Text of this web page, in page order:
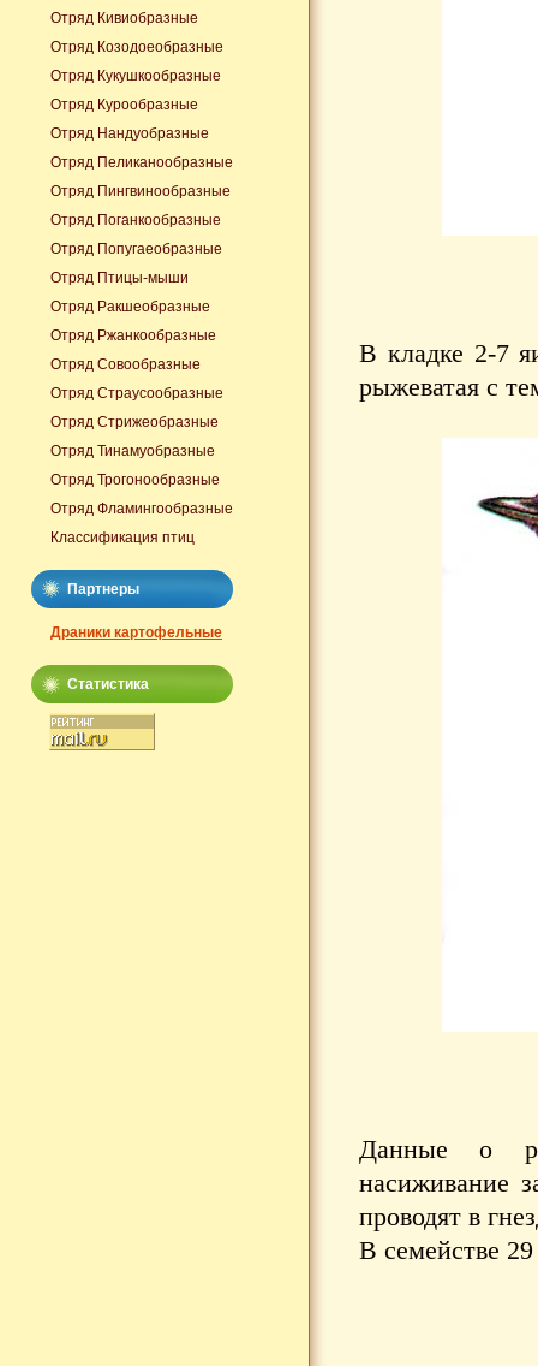
В кладке 2-7
рыжеватая с
Данные о
насиживание
проводят в
В семействе
Отряд Кивиобразные
Отряд Козодоеобразные
Отряд Кукушкообразные
Отряд Курообразные
Отряд Нандуобразные
Отряд Пеликанообразные
Отряд Пингвинообразные
Отряд Поганкообразные
Отряд Попугаеобразные
Отряд Птицы-мыши
Отряд Ракшеобразные
Отряд Ржанкообразные
Отряд Совообразные
Отряд Страусообразные
Отряд Стрижеобразные
Отряд Тинамуобразные
Отряд Трогонообразные
Отряд Фламингообразные
Классификация птиц
Партнеры
Драники картофельные
Статистика